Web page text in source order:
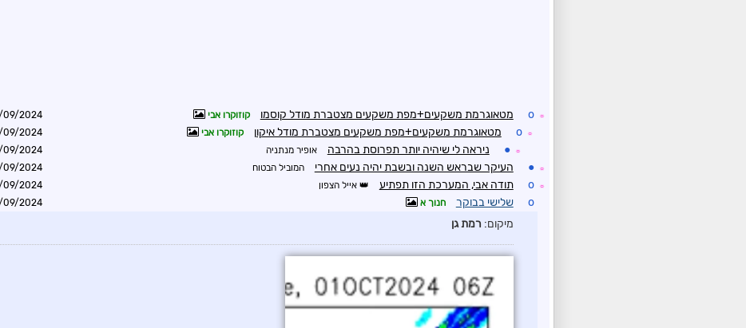
☼
o מטאוגרמת משקעים+מפת משקעים מצטברת מודל קוסמו קוזוקרו אבי 2024 14:09
☼
o מטאוגרמת משקעים+מפת משקעים מצטברת מודל איקון קוזוקרו אבי 2024 14:10
☼
● ניראה לי שיהיה יותר תפרוסת בהרבה אופיר מנתניה 2024 17:20
☼
● העיקר שבראש השנה ובשבת יהיה נעים אחרי המוביל הבטוח 2024 21:11
☼
o תודה אבי, המערכת הזו תפתיע אייל הצפון 2024 21:48
o שלישי בבוקר חנוך א 2024 00:53
מיקום: רמת גן